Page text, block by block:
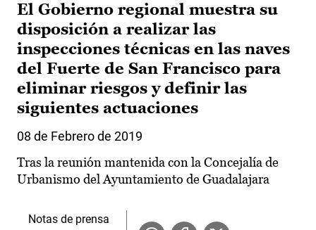
El Gobierno regional muestra su
disposición a realizar las
inspecciones técnicas en las naves
del Fuerte de San Francisco para
eliminar riesgos y definir las
siguientes actuaciones
08 de Febrero de 2019
Tras la reunión mantenida con la Concejalía de
Urbanismo del Ayuntamiento de Guadalajara
Notas de prensa